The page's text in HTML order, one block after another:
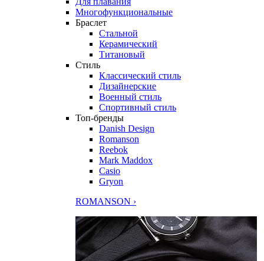
Многофункциональные
Браслет
Стальной
Керамический
Титановый
Стиль
Классический стиль
Дизайнерские
Военный стиль
Спортивный стиль
Топ-бренды
Danish Design
Romanson
Reebok
Mark Maddox
Casio
Gryon
ROMANSON ›